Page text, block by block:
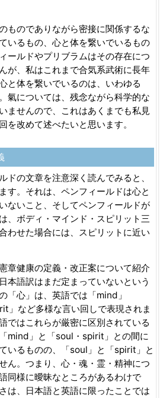
ものでありながら密接に関係するな
いるもの、心と体を繋いでいるもの
ールドやプリブラムはその存在につ
が、私はこれまで合気系武術に長年
と体を繋いでいるのは、いわゆる
氣については、残念ながら科学的な
ませんので、これはあくまでも私見
を改めて述べたいと思います。
ドの文章を注意深く読んでみると、
す。それは、ペンフィールドは心と
ないこと、そしてペンフィールドが
、ボディ・マインド・スピリット三
わせた場合には、スピリットに近い
章健康の定義・改正案について紹介
本語訳はまだ定まっていないという
「心」は、英語では「mind」
」など多様な言い回しで表現されま
ではこれらが厳密に区別されている
mind」と「soul・spirit」との間に
いるものの、「soul」と「spirit」と
ん。つまり、心・魂・霊・精神につ
同様に曖昧なところがあるわけで
は、日本語と英語に限ったことでは